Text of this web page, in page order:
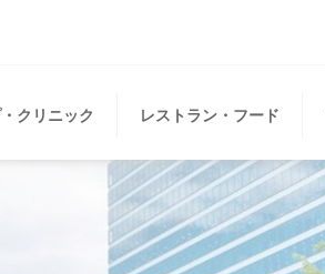
クリニック レストラン・フード